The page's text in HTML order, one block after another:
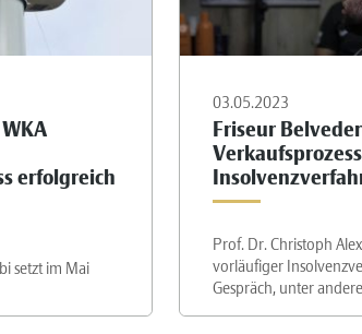
erfolgreich
setzt im Mai
03.05.2023
Friseur
Prof. Dr. Christoph
vorläufiger
Gespräch, unter